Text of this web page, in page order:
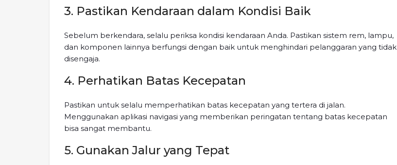
3. Pastikan Kendaraan dalam Kondisi Baik
Sebelum berkendara, selalu periksa kondisi kendaraan Anda. Pastikan sistem rem, lampu,
dan komponen lainnya berfungsi dengan baik untuk menghindari pelanggaran yang tidak
disengaja.
4. Perhatikan Batas Kecepatan
Pastikan untuk selalu memperhatikan batas kecepatan yang tertera di jalan.
Menggunakan aplikasi navigasi yang memberikan peringatan tentang batas kecepatan
bisa sangat membantu.
5. Gunakan Jalur yang Tepat